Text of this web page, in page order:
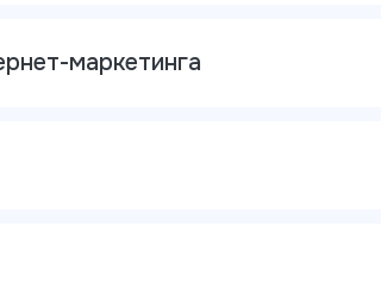
маркетинга